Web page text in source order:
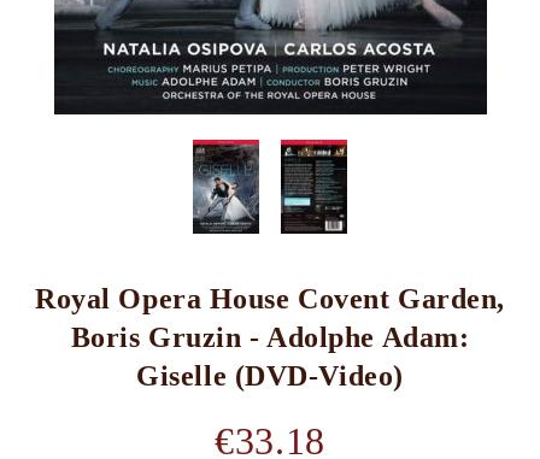
Royal Opera House Covent Garden,
Boris Gruzin - Adolphe Adam:
Giselle (DVD-Video)
€33.18